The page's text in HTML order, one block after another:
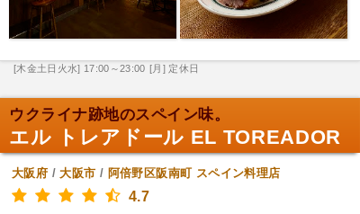
[木金土日火水] 17:00～23:00 [月] 定休日
ウクライナ跡地のスペイン味。
エル トレアドール EL TOREADOR
大阪府 /大阪市 / 阿倍野区阪南町 スペイン料理店
4.7